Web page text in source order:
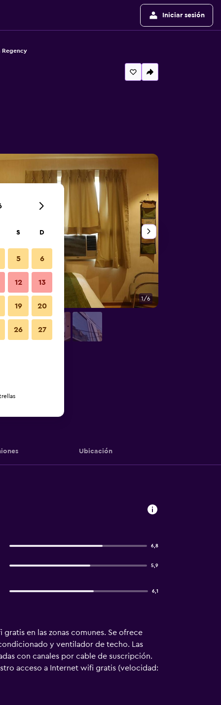
Iniciar sesión
Regency
1/6
Ubicación
6,8
5,9
6,1
en las zonas comunes. Se ofrece
y ventilador de techo. Las
con canales por cable de suscripción.
acceso a Internet wifi gratis (velocidad:
limpieza todos los días.
S D
5 6
12 13
19 20
26 27